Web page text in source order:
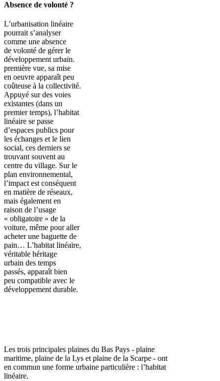
Absence de volonté ?
L’urbanisation linéaire
pourrait s’analyser
comme une absence
de volonté de gérer le
développement urbain.
première vue, sa mise
en oeuvre apparaît peu
coûteuse à la collectivité.
Appuyé sur des voies
existantes (dans un
premier temps), l’habitat
linéaire se passe
d’espaces publics pour
les échanges et le lien
social, ces derniers se
trouvant souvent au
centre du village. Sur le
plan environnemental,
l’impact est conséquent
en matière de réseaux,
mais également en
raison de l’usage
« obligatoire » de la
voiture, même pour aller
acheter une baguette de
pain… L’habitat linéaire,
véritable héritage
urbain des temps
passés, apparaît bien
peu compatible avec le
développement durable.
Les trois principales plaines du Bas Pays - plaine
maritime, plaine de la Lys et plaine de la Scarpe - ont
en commun une forme urbaine particulière : l’habitat
linéaire.